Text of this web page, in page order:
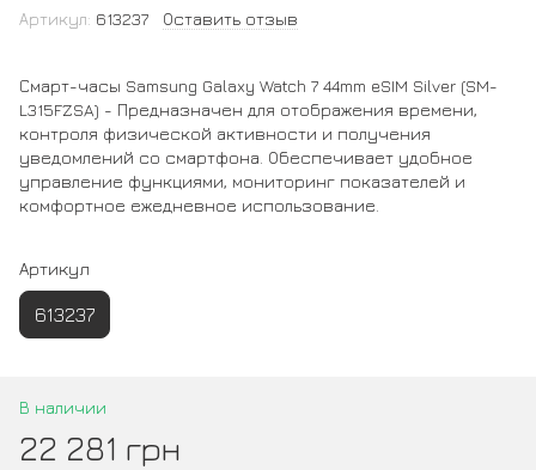
Артикул: 613237 Оставить отзыв
Смарт-часы Samsung Galaxy Watch 7 44mm eSIM Silver (SM-
L315FZSA) - Предназначен для отображения времени,
контроля физической активности и получения
уведомлений со смартфона. Обеспечивает удобное
управление функциями, мониторинг показателей и
комфортное ежедневное использование.
Артикул
613237
В наличии
22 281 грн